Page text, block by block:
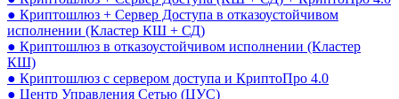
● Криптошлюз + Сервер Доступа в отказоустойчивом
исполнении (Кластер КШ + СД)
● Криптошлюз в отказоустойчивом исполнении (Кластер
КШ)
● Криптошлюз с сервером доступа и КриптоПро 4.0
● Центр Управления Сетью (ЦУС)